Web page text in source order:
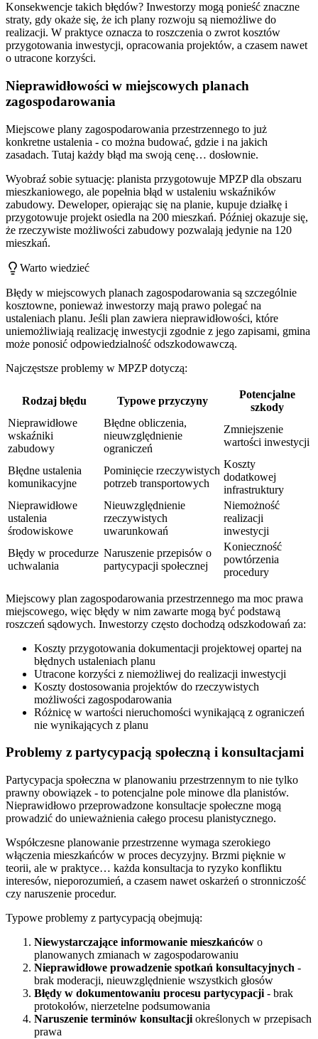
Konsekwencje takich błędów? Inwestorzy mogą ponieść znaczne
straty, gdy okaże się, że ich plany rozwoju są niemożliwe do
realizacji. W praktyce oznacza to roszczenia o zwrot kosztów
przygotowania inwestycji, opracowania projektów, a czasem nawet
o utracone korzyści.
Nieprawidłowości w miejscowych planach
zagospodarowania
Miejscowe plany zagospodarowania przestrzennego to już
konkretne ustalenia - co można budować, gdzie i na jakich
zasadach. Tutaj każdy błąd ma swoją cenę… dosłownie.
Wyobraź sobie sytuację: planista przygotowuje MPZP dla obszaru
mieszkaniowego, ale popełnia błąd w ustaleniu wskaźników
zabudowy. Deweloper, opierając się na planie, kupuje działkę i
przygotowuje projekt osiedla na 200 mieszkań. Później okazuje się,
że rzeczywiste możliwości zabudowy pozwalają jedynie na 120
mieszkań.
Warto wiedzieć
Błędy w miejscowych planach zagospodarowania są szczególnie
kosztowne, ponieważ inwestorzy mają prawo polegać na
ustaleniach planu. Jeśli plan zawiera nieprawidłowości, które
uniemożliwiają realizację inwestycji zgodnie z jego zapisami, gmina
może ponosić odpowiedzialność odszkodowawczą.
Najczęstsze problemy w MPZP dotyczą:
Rodzaj błędu Typowe przyczyny
Potencjalne
szkody
Nieprawidłowe
wskaźniki
zabudowy
Błędne obliczenia,
nieuwzględnienie
ograniczeń
Zmniejszenie
wartości inwestycji
Błędne ustalenia
komunikacyjne
Pominięcie rzeczywistych
potrzeb transportowych
Koszty
dodatkowej
infrastruktury
Nieprawidłowe
ustalenia
środowiskowe
Nieuwzględnienie
rzeczywistych
uwarunkowań
Niemożność
realizacji
inwestycji
Błędy w procedurze
uchwalania
Naruszenie przepisów o
partycypacji społecznej
Konieczność
powtórzenia
procedury
Miejscowy plan zagospodarowania przestrzennego ma moc prawa
miejscowego, więc błędy w nim zawarte mogą być podstawą
roszczeń sądowych. Inwestorzy często dochodzą odszkodowań za:
Koszty przygotowania dokumentacji projektowej opartej na
błędnych ustaleniach planu
Utracone korzyści z niemożliwej do realizacji inwestycji
Koszty dostosowania projektów do rzeczywistych
możliwości zagospodarowania
Różnicę w wartości nieruchomości wynikającą z ograniczeń
nie wynikających z planu
Problemy z partycypacją społeczną i konsultacjami
Partycypacja społeczna w planowaniu przestrzennym to nie tylko
prawny obowiązek - to potencjalne pole minowe dla planistów.
Nieprawidłowo przeprowadzone konsultacje społeczne mogą
prowadzić do unieważnienia całego procesu planistycznego.
Współczesne planowanie przestrzenne wymaga szerokiego
włączenia mieszkańców w proces decyzyjny. Brzmi pięknie w
teorii, ale w praktyce… każda konsultacja to ryzyko konfliktu
interesów, nieporozumień, a czasem nawet oskarżeń o stronniczość
czy naruszenie procedur.
Typowe problemy z partycypacją obejmują:
Niewystarczające informowanie mieszkańców o
planowanych zmianach w zagospodarowaniu
Nieprawidłowe prowadzenie spotkań konsultacyjnych -
brak moderacji, nieuwzględnienie wszystkich głosów
Błędy w dokumentowaniu procesu partycypacji - brak
protokołów, nierzetelne podsumowania
Naruszenie terminów konsultacji określonych w przepisach
prawa